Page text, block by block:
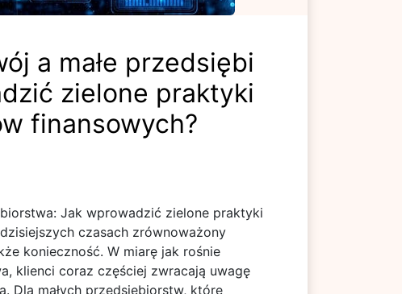
a małe przedsiębi
zielone praktyki
finansowych?
Jak wprowadzić zielone praktyki
czasach zrównoważony
konieczność. W miarę jak rośnie
klienci coraz częściej zwracają uwagę
Dla małych przedsiębiorstw, które